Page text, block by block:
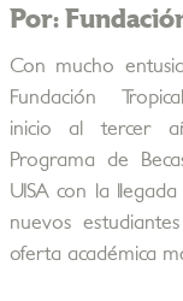
Por:
Con mucho
Fundación
inicio al tercer
Programa de
UISA con la
nuevos
oferta académica